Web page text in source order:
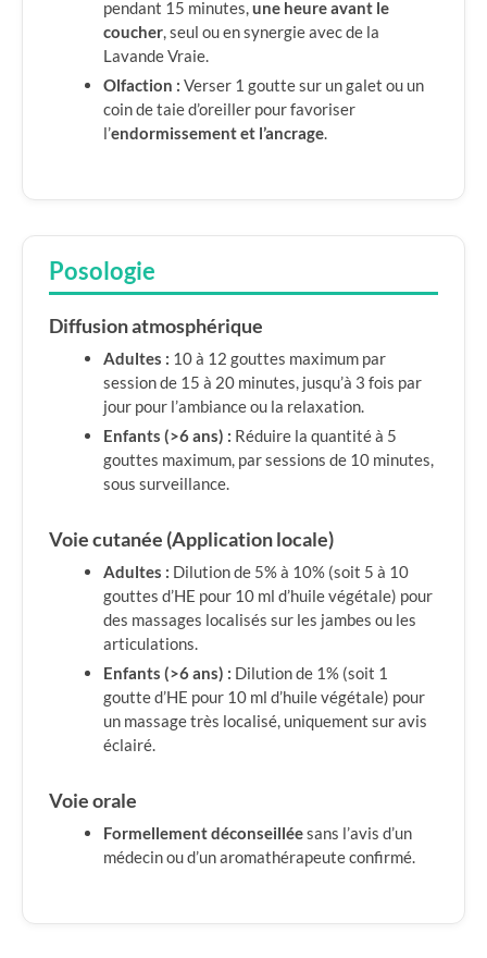
pendant 15 minutes,une heure avant le
coucher, seul ou en synergie avec de la
Lavande Vraie.
Olfaction : Verser 1 goutte sur un galet ou un
coin de taie d’oreiller pour favoriser
l’endormissement et l’ancrage.
Posologie
Diffusion atmosphérique
Adultes : 10 à 12 gouttes maximum par
session de 15 à 20 minutes, jusqu’à 3 fois par
jour pour l’ambiance ou la relaxation.
Enfants (>6 ans) : Réduire la quantité à 5
gouttes maximum, par sessions de 10 minutes,
sous surveillance.
Voie cutanée (Application locale)
Adultes : Dilution de 5% à 10% (soit 5 à 10
gouttes d’HE pour 10 ml d’huile végétale) pour
des massages localisés sur les jambes ou les
articulations.
Enfants (>6 ans) : Dilution de 1% (soit 1
goutte d’HE pour 10 ml d’huile végétale) pour
un massage très localisé, uniquement sur avis
éclairé.
Voie orale
Formellement déconseilléesans l’avis d’un
médecin ou d’un aromathérapeute confirmé.